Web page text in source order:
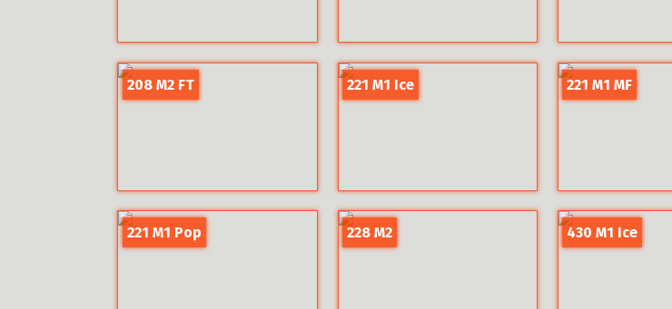
208 M2 FT 221 M1 Ice 221 M1 MF
221 M1 Pop 228 M2 430 M1 Ice